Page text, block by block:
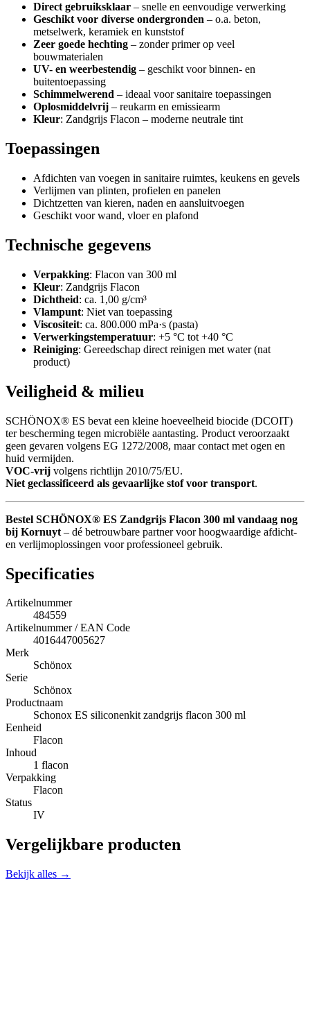
Direct gebruiksklaar – snelle en eenvoudige verwerking
Geschikt voor diverse ondergronden – o.a. beton,
metselwerk, keramiek en kunststof
Zeer goede hechting – zonder primer op veel
bouwmaterialen
UV- en weerbestendig – geschikt voor binnen- en
buitentoepassing
Schimmelwerend – ideaal voor sanitaire toepassingen
Oplosmiddelvrij – reukarm en emissiearm
Kleur: Zandgrijs Flacon – moderne neutrale tint
Toepassingen
Afdichten van voegen in sanitaire ruimtes, keukens en gevels
Verlijmen van plinten, profielen en panelen
Dichtzetten van kieren, naden en aansluitvoegen
Geschikt voor wand, vloer en plafond
Technische gegevens
Verpakking: Flacon van 300 ml
Kleur: Zandgrijs Flacon
Dichtheid: ca. 1,00 g/cm³
Vlampunt: Niet van toepassing
Viscositeit: ca. 800.000 mPa·s (pasta)
Verwerkingstemperatuur: +5 °C tot +40 °C
Reiniging: Gereedschap direct reinigen met water (nat
product)
Veiligheid & milieu
SCHÖNOX® ES bevat een kleine hoeveelheid biocide (DCOIT)
ter bescherming tegen microbiële aantasting. Product veroorzaakt
geen gevaren volgens EG 1272/2008, maar contact met ogen en
huid vermijden.
VOC-vrij volgens richtlijn 2010/75/EU.
Niet geclassificeerd als gevaarlijke stof voor transport.
Bestel SCHÖNOX® ES Zandgrijs Flacon 300 ml vandaag nog
bij Kornuyt – dé betrouwbare partner voor hoogwaardige afdicht-
en verlijmoplossingen voor professioneel gebruik.
Specificaties
Artikelnummer
484559
Artikelnummer / EAN Code
4016447005627
Merk
Schönox
Serie
Schönox
Productnaam
Schonox ES siliconenkit zandgrijs flacon 300 ml
Eenheid
Flacon
Inhoud
1 flacon
Verpakking
Flacon
Status
IV
Vergelijkbare producten
Bekijk alles →